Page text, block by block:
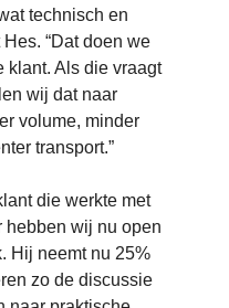
technisch en
“Dat doen we
klant. Als die vraagt
wij dat naar
volume, minder
transport.”
die werkte met
hebben wij nu open
Hij neemt nu 25%
zo de discussie